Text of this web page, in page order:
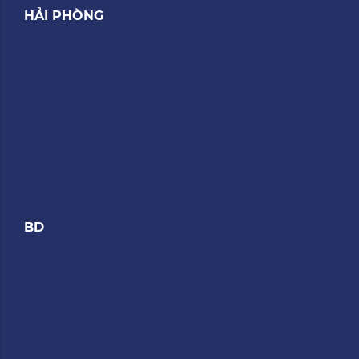
HẢI PHÒNG
BD